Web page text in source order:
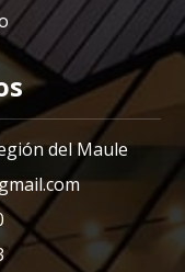
del Maule